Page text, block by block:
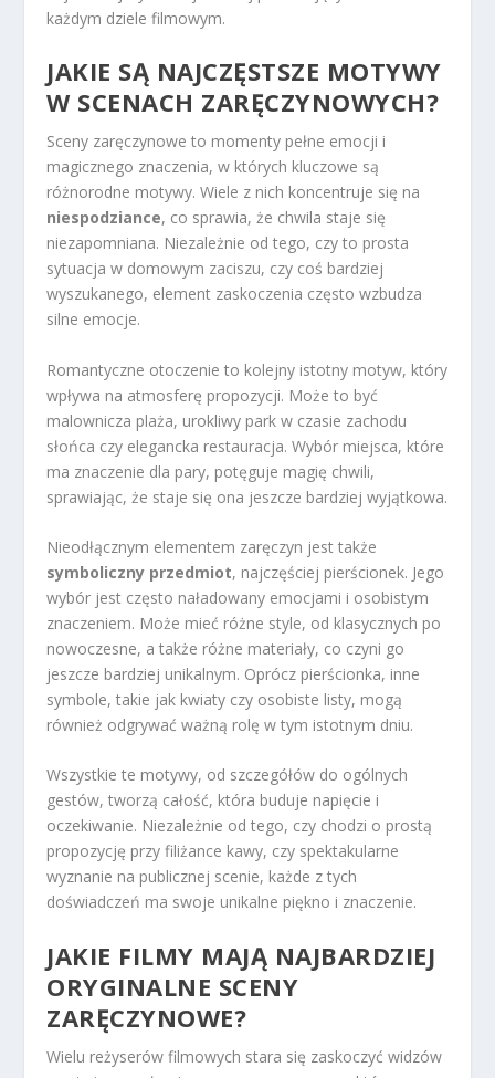
każdym dziele filmowym.
JAKIE SĄ NAJCZĘSTSZE MOTYWY
W SCENACH ZARĘCZYNOWYCH?
Sceny zaręczynowe to momenty pełne emocji i
magicznego znaczenia, w których kluczowe są
różnorodne motywy. Wiele z nich koncentruje się na
niespodziance, co sprawia, że chwila staje się
niezapomniana. Niezależnie od tego, czy to prosta
sytuacja w domowym zaciszu, czy coś bardziej
wyszukanego, element zaskoczenia często wzbudza
silne emocje.
Romantyczne otoczenie to kolejny istotny motyw, który
wpływa na atmosferę propozycji. Może to być
malownicza plaża, urokliwy park w czasie zachodu
słońca czy elegancka restauracja. Wybór miejsca, które
ma znaczenie dla pary, potęguje magię chwili,
sprawiając, że staje się ona jeszcze bardziej wyjątkowa.
Nieodłącznym elementem zaręczyn jest także
symboliczny przedmiot, najczęściej pierścionek. Jego
wybór jest często naładowany emocjami i osobistym
znaczeniem. Może mieć różne style, od klasycznych po
nowoczesne, a także różne materiały, co czyni go
jeszcze bardziej unikalnym. Oprócz pierścionka, inne
symbole, takie jak kwiaty czy osobiste listy, mogą
również odgrywać ważną rolę w tym istotnym dniu.
Wszystkie te motywy, od szczegółów do ogólnych
gestów, tworzą całość, która buduje napięcie i
oczekiwanie. Niezależnie od tego, czy chodzi o prostą
propozycję przy filiżance kawy, czy spektakularne
wyznanie na publicznej scenie, każde z tych
doświadczeń ma swoje unikalne piękno i znaczenie.
JAKIE FILMY MAJĄ NAJBARDZIEJ
ORYGINALNE SCENY
ZARĘCZYNOWE?
Wielu reżyserów filmowych stara się zaskoczyć widzów